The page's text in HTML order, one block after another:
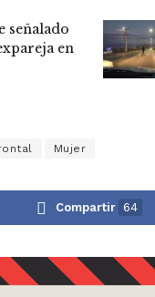
señalado
en
Mujer
Compartir 64